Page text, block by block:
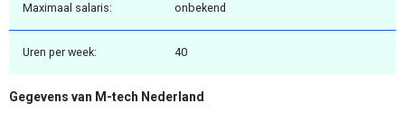
Maximaal salaris: onbekend
Uren per week: 40
Gegevens van M-tech Nederland